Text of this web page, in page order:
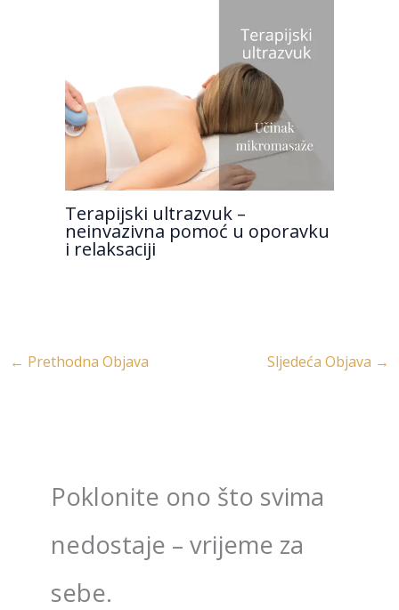
Terapijski ultrazvuk –
neinvazivna pomoć u oporavku
i relaksaciji
← Prethodna Objava Sljedeća Objava →
Poklonite ono što svima
nedostaje – vrijeme za
sebe.